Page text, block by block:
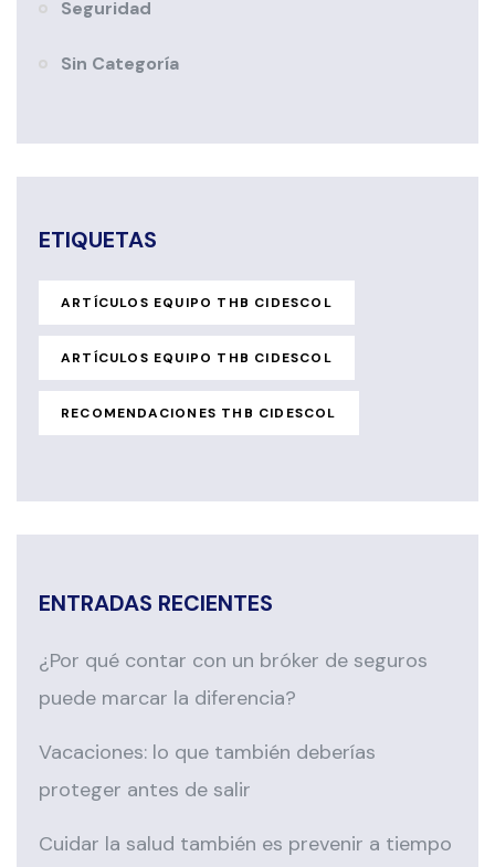
Seguridad
Sin Categoría
ETIQUETAS
ARTÍCULOS EQUIPO THB CIDESCOL
ARTÍCULOS EQUIPO THB CIDESCOL
RECOMENDACIONES THB CIDESCOL
ENTRADAS RECIENTES
¿Por qué contar con un bróker de seguros
puede marcar la diferencia?
Vacaciones: lo que también deberías
proteger antes de salir
Cuidar la salud también es prevenir a tiempo